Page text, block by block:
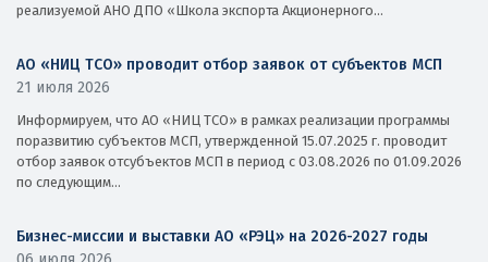
реализуемой АНО ДПО «Школа экспорта Акционерного...
АО «НИЦ ТСО» проводит отбор заявок от субъектов МСП
21 июля 2026
Информируем, что АО «НИЦ ТСО» в рамках реализации программы
поразвитию субъектов МСП, утвержденной 15.07.2025 г. проводит
отбор заявок отсубъектов МСП в период с 03.08.2026 по 01.09.2026
по следующим...
Бизнес-миссии и выставки АО «РЭЦ» на 2026-2027 годы